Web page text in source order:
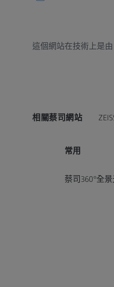
這個網站在技術上是由
相關蔡司網站
常用
蔡司360°全